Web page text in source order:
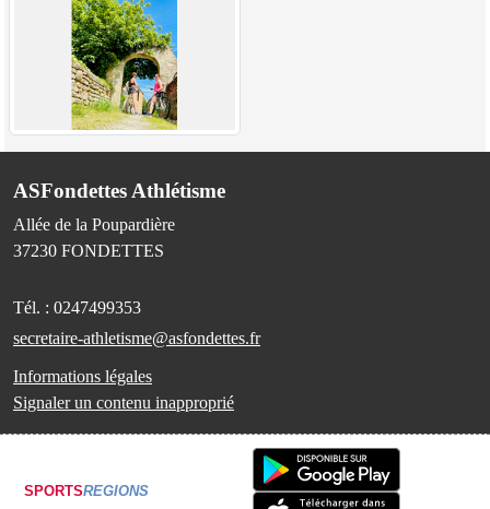
ASFondettes Athlétisme
Allée de la Poupardière
37230 FONDETTES
Tél. : 0247499353
secretaire-athletisme@asfondettes.fr
Informations légales
Signaler un contenu inapproprié
SPORTSREGIONS